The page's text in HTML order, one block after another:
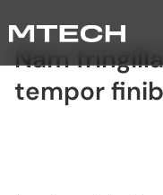
Nam
tempor